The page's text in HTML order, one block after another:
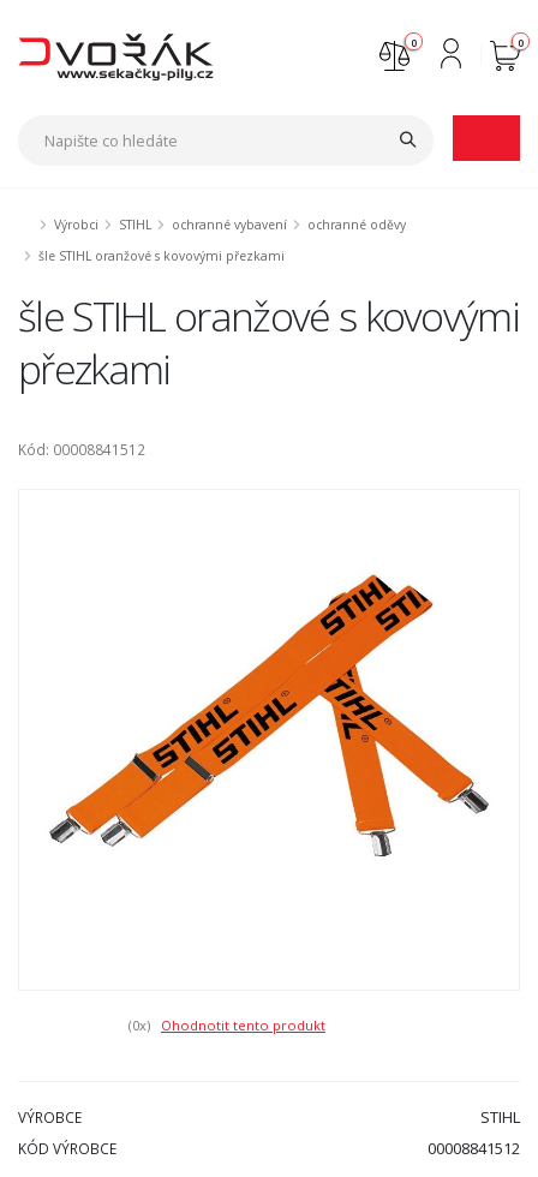
0
0
Výrobci STIHL ochranné vybavení
ochranné oděvy
šle STIHL oranžové s kovovými přezkami
šle STIHL oranžové s kovovými
přezkami
Kód: 00008841512
(0x) Ohodnotit tento produkt
VÝROBCE STIHL
KÓD VÝROBCE 00008841512